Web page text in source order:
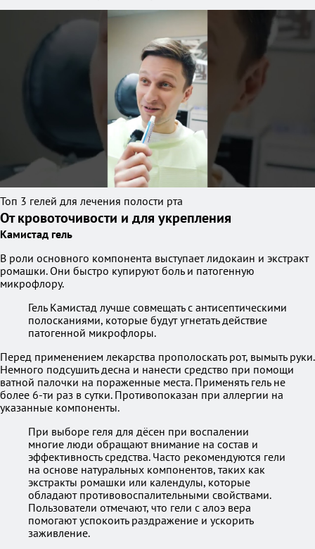
Топ 3 гелей для лечения полости рта
От кровоточивости и для укрепления
Камистад гель
В роли основного компонента выступает лидокаин и экстракт
ромашки. Они быстро купируют боль и патогенную
микрофлору.
Гель Камистад лучше совмещать с антисептическими
полосканиями, которые будут угнетать действие
патогенной микрофлоры.
Перед применением лекарства прополоскать рот, вымыть руки.
Немного подсушить десна и нанести средство при помощи
ватной палочки на пораженные места. Применять гель не
более 6-ти раз в сутки. Противопоказан при аллергии на
указанные компоненты.
При выборе геля для дёсен при воспалении
многие люди обращают внимание на состав и
эффективность средства. Часто рекомендуются гели
на основе натуральных компонентов, таких как
экстракты ромашки или календулы, которые
обладают противовоспалительными свойствами.
Пользователи отмечают, что гели с алоэ вера
помогают успокоить раздражение и ускорить
заживление.